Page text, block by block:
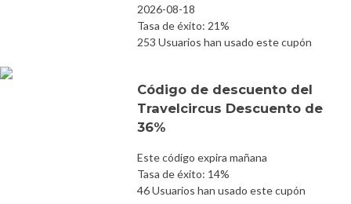
2026-08-18
Tasa de éxito: 21%
253 Usuarios han usado este cupón
Código de descuento del
Travelcircus Descuento de
36%
Este código expira mañana
Tasa de éxito: 14%
46 Usuarios han usado este cupón